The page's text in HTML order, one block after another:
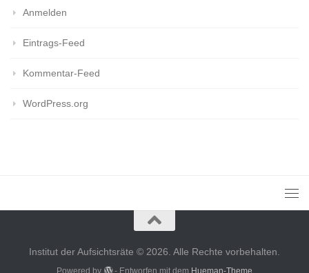
Anmelden
Eintrags-Feed
Kommentar-Feed
WordPress.org
Institut der Aufsichtsräte © 2026. Alle Rechte vorbehalten.
Powered by - Entworfen mit dem Hueman-Theme